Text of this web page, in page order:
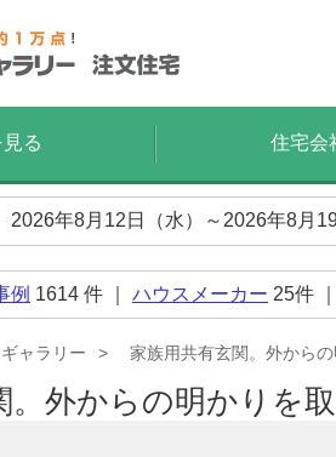
る 住宅会
年8月12日（水）～2026年8月
例 1614 件 ｜ ハウスメーカー 25件
ャラリー 家族用共有玄関。外から
。外からの明かりを